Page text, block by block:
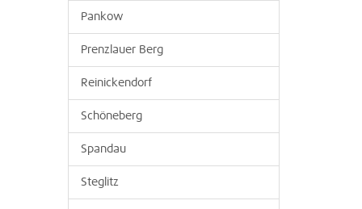
Pankow
Prenzlauer Berg
Reinickendorf
Schöneberg
Spandau
Steglitz